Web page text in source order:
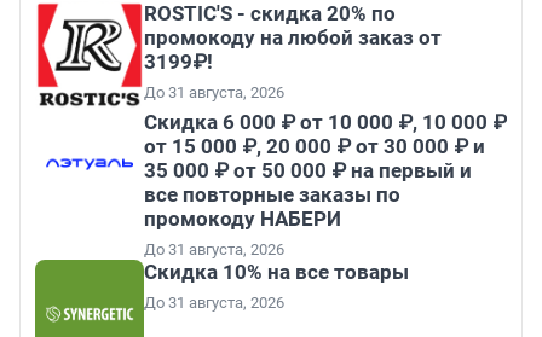
ROSTIC'S - скидка 20% по
промокоду на любой заказ от
3199₽!
До 31 августа, 2026
Скидка 6 000 ₽ от 10 000 ₽, 10 000 ₽
от 15 000 ₽, 20 000 ₽ от 30 000 ₽ и
35 000 ₽ от 50 000 ₽ на первый и
все повторные заказы по
промокоду НАБЕРИ
До 31 августа, 2026
Скидка 10% на все товары
До 31 августа, 2026